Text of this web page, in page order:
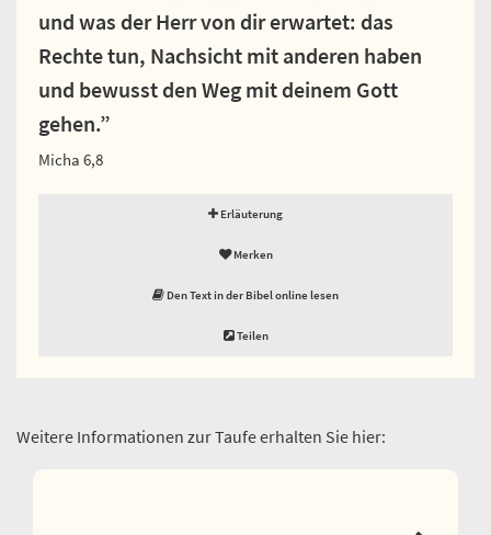
und was der Herr von dir erwartet: das
Rechte tun, Nachsicht mit anderen haben
und bewusst den Weg mit deinem Gott
gehen.”
Micha 6,8
Erläuterung
Merken
Den Text in der Bibel online lesen
Teilen
Weitere Informationen zur Taufe erhalten Sie hier: